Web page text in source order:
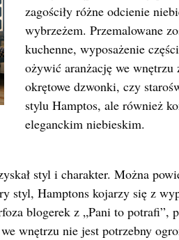
zagościły różne odcienie
wybrzeżem. Przemalowane
kuchenne, wyposażenie
ożywić aranżację we wnętrzu
okrętowe dzwonki, czy
stylu Hamptos, ale również
eleganckim niebieskim.
styl i charakter. Można
styl, Hamptons kojarzy się z
blogerek z „Pani to potrafi”,
wnętrzu nie jest potrzebny